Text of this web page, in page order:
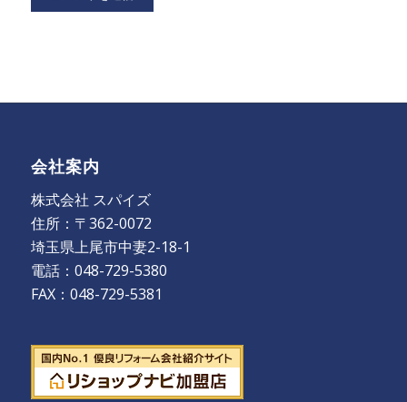
会社案内
株式会社 スパイズ
住所：〒362-0072
埼玉県上尾市中妻2-18-1
電話：048-729-5380
FAX：048-729-5381